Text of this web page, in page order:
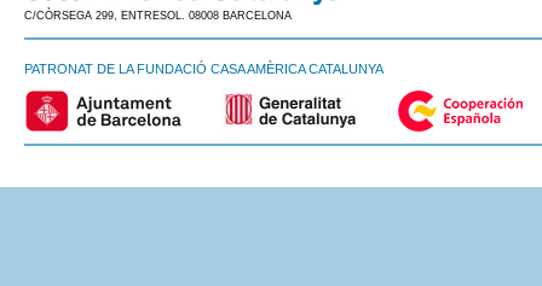
C/CÒRSEGA 299, ENTRESOL. 08008 BARCELONA
PATRONAT DE LA FUNDACIÓ CASA AMÈRICA CATALUNYA